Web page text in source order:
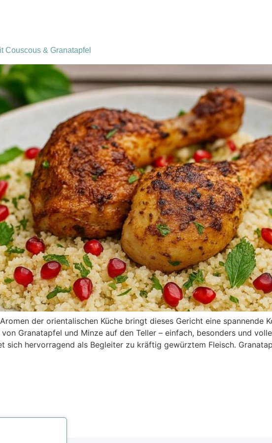
Couscous & Granatapfel
der orientalischen Küche bringt dieses Gericht eine spannende
Granatapfel und Minze auf den Teller – einfach, besonders und
sich hervorragend als Begleiter zu kräftig gewürztem Fleisch.